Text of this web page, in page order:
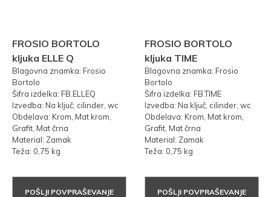
FROSIO BORTOLO
kljuka ELLE Q
Blagovna znamka: Frosio
Bortolo
Šifra izdelka: FB.ELLEQ
Izvedba: Na ključ, cilinder, wc
Obdelava: Krom, Mat krom,
Grafit, Mat črna
Material: Zamak
Teža: 0,75 kg
POŠLJI POVPRAŠEVANJE
FROSIO BORTOLO
kljuka TIME
Blagovna znamka: Frosio
Bortolo
Šifra izdelka: FB.TIME
Izvedba: Na ključ, cilinder, wc
Obdelava: Krom, Mat krom,
Grafit, Mat črna
Material: Zamak
Teža: 0,75 kg
POŠLJI POVPRAŠEVANJE